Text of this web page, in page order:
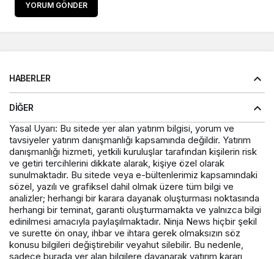
YORUM GÖNDER
HABERLER
DIĞER
Yasal Uyarı: Bu sitede yer alan yatırım bilgisi, yorum ve
tavsiyeler yatırım danışmanlığı kapsamında değildir. Yatırım
danışmanlığı hizmeti, yetkili kuruluşlar tarafından kişilerin risk
ve getiri tercihlerini dikkate alarak, kişiye özel olarak
sunulmaktadır. Bu sitede veya e-bültenlerimiz kapsamındaki
sözel, yazılı ve grafiksel dahil olmak üzere tüm bilgi ve
analizler; herhangi bir karara dayanak oluşturması noktasında
herhangi bir teminat, garanti oluşturmamakta ve yalnızca bilgi
edinilmesi amacıyla paylaşılmaktadır. Ninja News hiçbir şekil
ve surette ön onay, ihbar ve ihtara gerek olmaksızın söz
konusu bilgileri değiştirebilir veyahut silebilir. Bu nedenle,
sadece burada yer alan bilgilere dayanarak yatırım kararı